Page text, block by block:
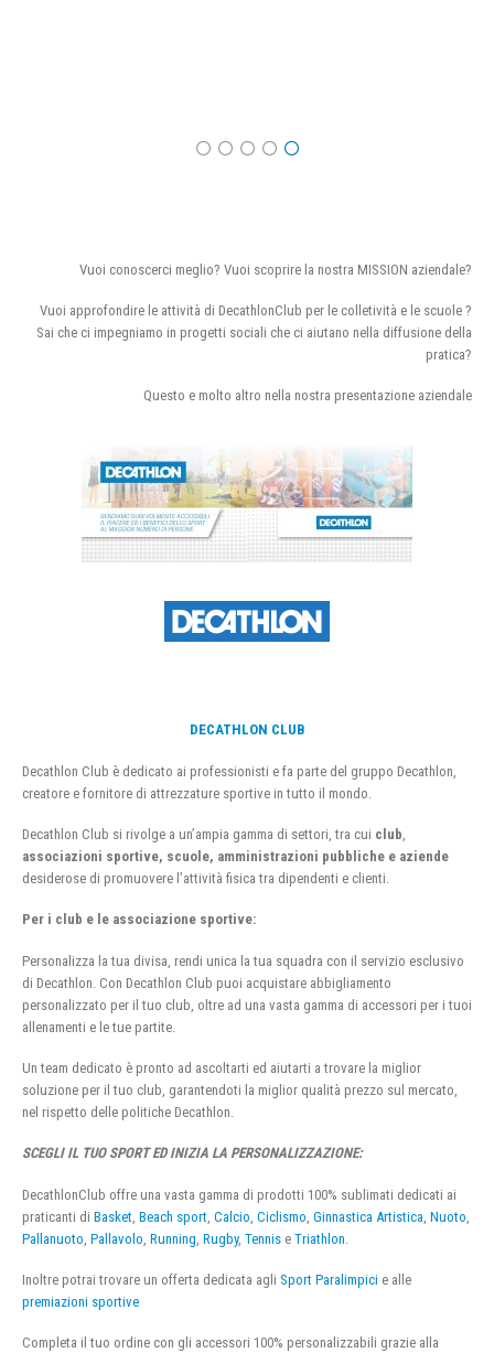
Vuoi conoscerci meglio? Vuoi scoprire la nostra MISSION aziendale?
Vuoi approfondire le attività di DecathlonClub per le colletività e le scuole ?
Sai che ci impegniamo in progetti sociali che ci aiutano nella diffusione della
pratica?
Questo e molto altro nella nostra presentazione aziendale
DECATHLON CLUB
Decathlon Club è dedicato ai professionisti e fa parte del gruppo Decathlon,
creatore e fornitore di attrezzature sportive in tutto il mondo.
Decathlon Club si rivolge a un’ampia gamma di settori, tra cui club
associazioni sportive, scuole, amministrazioni pubbliche e aziende
desiderose di promuovere l’attività fisica tra dipendenti e clienti.
Per i club e le associazione sportive:
Personalizza la tua divisa, rendi unica la tua squadra con il servizio esclusivo
di Decathlon. Con Decathlon Club puoi acquistare abbigliamento
personalizzato per il tuo club, oltre ad una vasta gamma di accessori per i tuoi
allenamenti e le tue partite.
Un team dedicato è pronto ad ascoltarti ed aiutarti a trovare la miglior
soluzione per il tuo club, garantendoti la miglior qualità prezzo sul mercato,
nel rispetto delle politiche Decathlon.
SCEGLI IL TUO SPORT ED INIZIA LA PERSONALIZZAZIONE:
DecathlonClub offre una vasta gamma di prodotti 100% sublimati dedicati ai
praticanti di Basket Beach sport Calcio Ciclismo Ginnastica Artistica Nuoto
Pallanuoto Pallavolo Running Rugby, Tennis e Triathlon
Inoltre potrai trovare un offerta dedicata agli Sport Paralimpici e alle
premiazioni sportive
Completa il tuo ordine con gli accessori 100% personalizzabili grazie alla